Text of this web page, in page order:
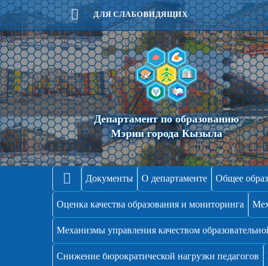
ДЛЯ СЛАБОВИДЯЩИХ
Департамент по образованию
Мэрии города Кызыла
Документы О департаменте Общее
Оценка качества образования и мониторинга
Механизмы управления качеством
Снижение бюрократической нагрузки педагогов